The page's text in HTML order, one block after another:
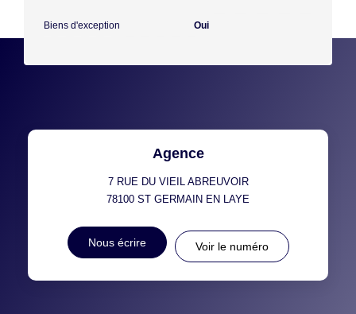
Biens d'exception Oui
Agence
7 RUE DU VIEIL ABREUVOIR
78100 ST GERMAIN EN LAYE
Nous écrire Voir le numéro